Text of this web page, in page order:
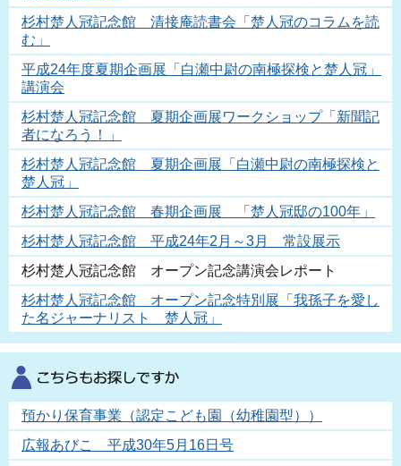
杉村楚人冠記念館 清接庵読書会「楚人冠のコラムを読
む」
平成24年度夏期企画展「白瀬中尉の南極探検と楚人冠」
講演会
杉村楚人冠記念館 夏期企画展ワークショップ「新聞記
者になろう！」
杉村楚人冠記念館 夏期企画展「白瀬中尉の南極探検と
楚人冠」
杉村楚人冠記念館 春期企画展 「楚人冠邸の100年」
杉村楚人冠記念館 平成24年2月～3月 常設展示
杉村楚人冠記念館 オープン記念講演会レポート
杉村楚人冠記念館 オープン記念特別展「我孫子を愛し
た名ジャーナリスト 楚人冠」
預かり保育事業（認定こども園（幼稚園型））
広報あびこ 平成30年5月16日号